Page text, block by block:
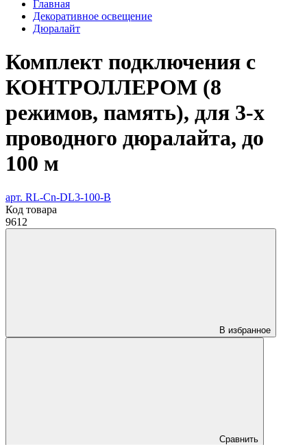
Главная
Декоративное освещение
Дюралайт
Комплект подключения с
КОНТРОЛЛЕРОМ (8
режимов, память), для 3-х
проводного дюралайта, до
100 м
арт. RL-Cn-DL3-100-B
Код товара
9612
В избранное
Сравнить